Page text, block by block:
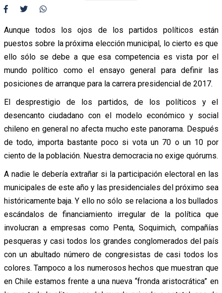
Aunque todos los ojos de los partidos políticos están
puestos sobre la próxima elección municipal, lo cierto es que
ello sólo se debe a que esa competencia es vista por el
mundo político como el ensayo general para definir las
posiciones de arranque para la carrera presidencial de 2017.
El desprestigio de los partidos, de los políticos y el
desencanto ciudadano con el modelo económico y social
chileno en general no afecta mucho este panorama. Después
de todo, importa bastante poco si vota un 70 o un 10 por
ciento de la población. Nuestra democracia no exige quórums.
A nadie le debería extrañar si la participación electoral en las
municipales de este año y las presidenciales del próximo sea
históricamente baja. Y ello no sólo se relaciona a los bullados
escándalos de financiamiento irregular de la política que
involucran a empresas como Penta, Soquimich, compañías
pesqueras y casi todos los grandes conglomerados del país
con un abultado número de congresistas de casi todos los
colores. Tampoco a los numerosos hechos que muestran que
en Chile estamos frente a una nueva “fronda aristocrática” en